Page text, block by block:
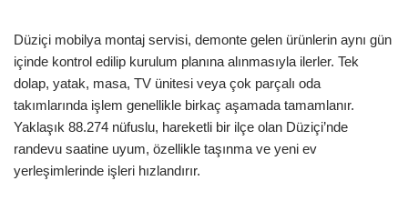
Düziçi mobilya montaj servisi, demonte gelen ürünlerin aynı gün
içinde kontrol edilip kurulum planına alınmasıyla ilerler. Tek
dolap, yatak, masa, TV ünitesi veya çok parçalı oda
takımlarında işlem genellikle birkaç aşamada tamamlanır.
Yaklaşık 88.274 nüfuslu, hareketli bir ilçe olan Düziçi’nde
randevu saatine uyum, özellikle taşınma ve yeni ev
yerleşimlerinde işleri hızlandırır.